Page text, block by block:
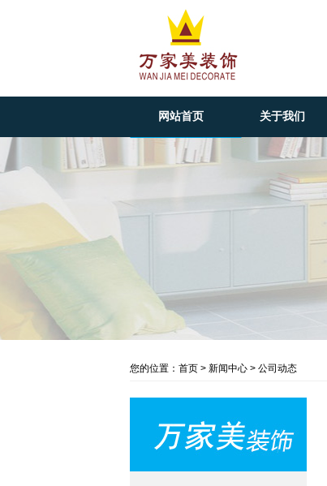
网站首页 关于我们
您的位置：首页 > 新闻中心 > 公司动态